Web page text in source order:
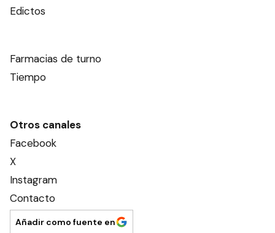
Edictos
Farmacias de turno
Tiempo
Otros canales
Facebook
X
Instagram
Contacto
Añadir como fuente en